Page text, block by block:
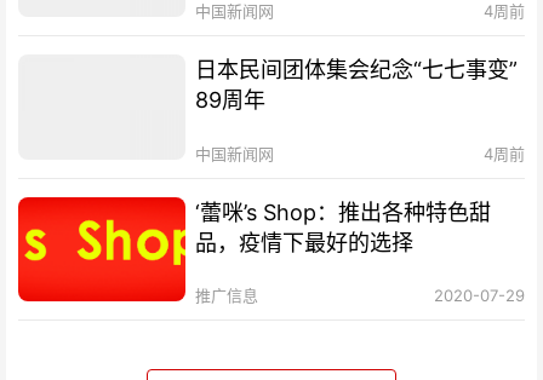
中国新闻网 4周前
日本民间团体集会纪念“七七事变”
89周年
中国新闻网 4周前
‘蕾咪’s Shop：推出各种特色甜
品，疫情下最好的选择
推广信息 2020-07-29